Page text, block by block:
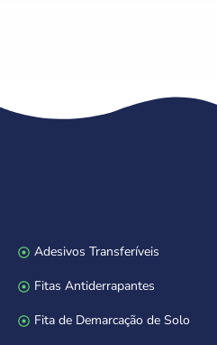
Adesivos Transferíveis
Fitas Antiderrapantes
Fita de Demarcação de Solo